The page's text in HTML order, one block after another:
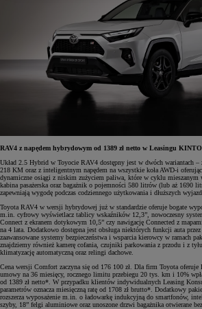
RAV4 z napędem hybrydowym od 1389 zł netto w Leasingu
Układ 2.5 Hybrid w Toyocie RAV4 dostępny jest w dwóch wariantach –
218 KM oraz z inteligentnym napędem na wszystkie koła AWD-i
dynamiczne osiągi z niskim zużyciem paliwa, które w cyklu
kabina pasażerska oraz bagażnik o pojemności 580 litrów (lub aż 1690
zapewniają wygodę podczas codziennego użytkowania i dłuższych
Toyota RAV4 w wersji hybrydowej już w standardzie oferuje bogate
m.in. cyfrowy wyświetlacz tablicy wskaźników 12,3”, nowoczesny
Connect z ekranem dotykowym 10,5” czy nawigację Connected z
na 4 lata. Dodatkowo dostępna jest obsługa niektórych funkcji auta
zaawansowane systemy bezpieczeństwa i wsparcia kierowcy w ramach
znajdziemy również kamerę cofania, czujniki parkowania z przodu i z
klimatyzację automatyczną oraz relingi dachowe.
Cena wersji Comfort zaczyna się od 176 100 zł. Dla firm Toyota oferuje
umowy na 36 miesięcy, rocznego limitu przebiegu 20 tys. km i 10%
od 1389 zł netto*. W przypadku klientów indywidualnych Leasing
parametrów oznacza miesięczną ratę od 1708 zł brutto*. Dodatkowy
rozszerza wyposażenie m.in. o ładowarkę indukcyjną do smartfonów,
szyby, 18” felgi aluminiowe oraz unoszone drzwi bagażnika otwierane